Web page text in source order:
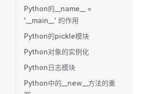
Python的__name__ =
'__main__' 的作用
Python的pickle模块
Python对象的实例化
Python日志模块
Python中的__new__方法的重